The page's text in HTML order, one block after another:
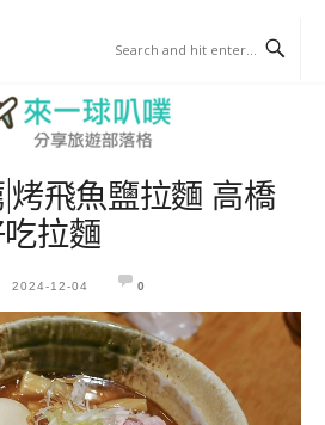
烤飛魚鹽拉麵 高橋
拉麵
2024-12-04 0